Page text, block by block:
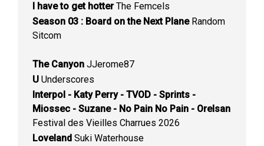
I have to get hotterThe Femcels
Season 03 : Board on the Next PlaneRandom
Sitcom
The Canyon JJerome87
U Underscores
Interpol - Katy Perry - TVOD - Sprints -
Miossec - Suzane - No Pain No Pain - Orelsan
Festival des Vieilles Charrues 2026
Loveland Suki Waterhouse